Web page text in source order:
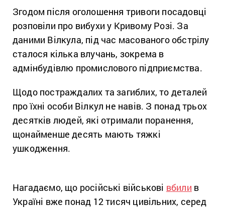
Згодом після оголошення тривоги посадовці
розповіли про вибухи у Кривому Розі. За
даними Вілкула, під час масованого обстрілу
сталося кілька влучань, зокрема в
адмінбудівлю промислового підприємства.
Щодо постраждалих та загиблих, то деталей
про їхні особи Вілкул не навів. З понад трьох
десятків людей, які отримали поранення,
щонайменше десять мають тяжкі
ушкодження.
Нагадаємо, що російські військові вбили в
Україні вже понад 12 тисяч цивільних, серед